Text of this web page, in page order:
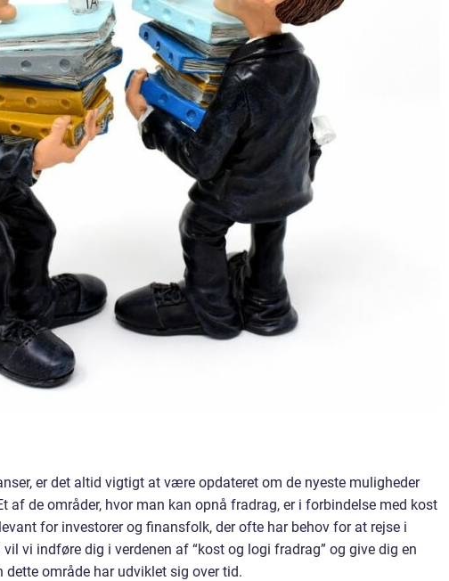
er det altid vigtigt at være opdateret om de nyeste muligheder
af de områder, hvor man kan opnå fradrag, er i forbindelse med kost
for investorer og finansfolk, der ofte har behov for at rejse i
vi indføre dig i verdenen af “kost og logi fradrag” og give dig en
område har udviklet sig over tid.